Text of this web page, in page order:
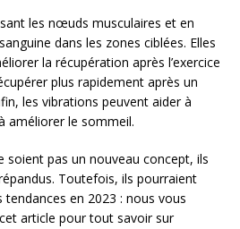
les nœuds musculaires et en
dans les zones ciblées. Elles
la récupération après l’exercice
plus rapidement après un
les vibrations peuvent aider à
améliorer le sommeil.
soient pas un nouveau concept, ils
Toutefois, ils pourraient
tendances en 2023 : nous vous
article pour tout savoir sur